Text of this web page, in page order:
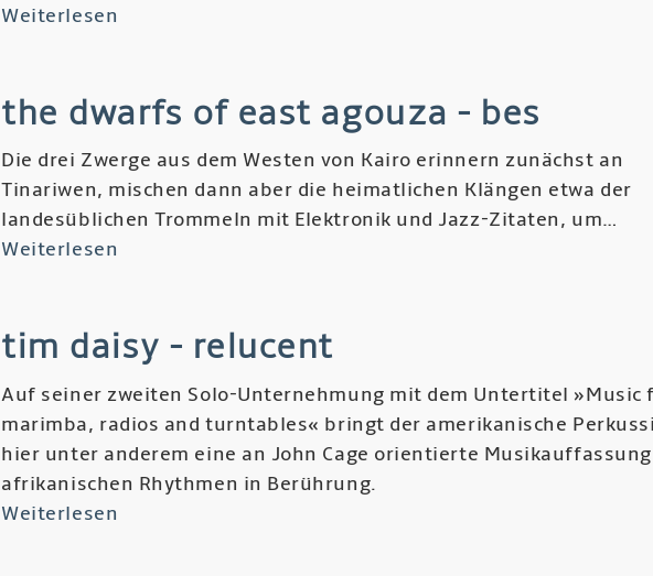
Weiterlesen
-
Psicotrópica
y
Jaleo
the dwarfs of east agouza - bes
Die drei Zwerge aus dem Westen von Kairo erinnern zunächst an
Tinariwen, mischen dann aber die heimatlichen Klängen etwa der
landesüblichen Trommeln mit Elektronik und Jazz-Zitaten, um…
Weiterlesen
of
East
Agouza
-
Bes
tim daisy - relucent
Auf seiner zweiten Solo-Unternehmung mit dem Untertitel »Music
marimba, radios and turntables« bringt der amerikanische
hier unter anderem eine an John Cage orientierte
afrikanischen Rhythmen in Berührung.
Weiterlesen